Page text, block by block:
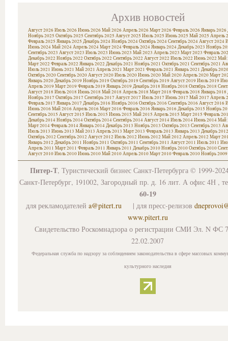
Архив новостей
Август 2026 Июль 2026 Июнь 2026 Май 2026 Апрель 2026 Март 2026 Февраль 2026 Январь 2026
Ноябрь 2025 Октябрь 2025 Сентябрь 2025 Август 2025 Июль 2025 Июнь 2025 Май 2025 Апрель
Февраль 2025 Январь 2025 Декабрь 2024Ноябрь 2024Октябрь 2024Сентябрь 2024Август 2024
Июнь 2024Май 2024Апрель 2024Март 2024Февраль 2024Январь 2024Декабрь 2023 Ноябрь
Сентябрь 2023 Август 2023 Июль 2023 Июнь 2023 Май 2023 Апрель 2023 Март 2023 Февраль
Декабрь 2022 Ноябрь 2022 Октябрь 2022 Сентябрь 2022 Август 2022 Июль 2022 Июнь 2022 Май
Март 2022 Февраль 2022 Январь 2022 Декабрь 2021 Ноябрь 2021 Октябрь 2021 Сентябрь 2021
Июль 2021 Июнь 2021 Май 2021 Апрель 2021 Март 2021 Февраль 2021 Январь 2021 Декабрь 2020
Октябрь 2020Сентябрь 2020Август 2020Июль 2020Июнь 2020Май 2020Апрель 2020Март
Январь 2020Декабрь 2019 Ноябрь 2019 Октябрь 2019 Сентябрь 2019 Август 2019 Июль 2019
Апрель 2019 Март 2019 Февраль 2019 Январь 2019 Декабрь 2018 Ноябрь 2018 Октябрь 2018
Август 2018 Июль 2018 Июнь 2018 Май 2018 Апрель 2018 Март 2018 Февраль 2018 Январь 2018
Ноябрь 2017 Октябрь 2017 Сентябрь 2017 Август 2017 Июль 2017 Июнь 2017 Май 2017 Апрель
Февраль 2017 Январь 2017 Декабрь 2016 Ноябрь 2016 Октябрь 2016 Сентябрь 2016 Август 2016
Июнь 2016 Май 2016 Апрель 2016 Март 2016 Февраль 2016 Январь 2016 Декабрь 2015 Ноябрь
Сентябрь 2015 Август 2015 Июль 2015 Июнь 2015 Май 2015 Апрель 2015 Март 2015 Февраль
Декабрь 2014Ноябрь 2014Октябрь 2014Сентябрь 2014Август 2014Июль 2014Июнь 2014Май
Март 2014Февраль 2014Январь 2014Декабрь 2013 Ноябрь 2013 Октябрь 2013 Сентябрь 2013
Июль 2013 Июнь 2013 Май 2013 Апрель 2013 Март 2013 Февраль 2013 Январь 2013 Декабрь 2012
Октябрь 2012 Сентябрь 2012 Август 2012 Июль 2012 Июнь 2012 Май 2012 Апрель 2012 Март
Январь 2012 Декабрь 2011 Ноябрь 2011 Октябрь 2011 Сентябрь 2011 Август 2011 Июль 2011
Апрель 2011 Март 2011 Февраль 2011 Январь 2011 Декабрь 2010Ноябрь 2010Октябрь 2010
Август 2010Июль 2010Июнь 2010Май 2010Апрель 2010Март 2010Февраль 2010Ноябрь 2009
Питер-Т, Туристический бизнес Санкт-Петербурга © 1999-
Санкт-Петербург, 191002, Загородный пр. д. 16 лит. А офис 4Н ,
60-19
для рекламодателей a@pitert.ru | для пресс-релизов
www.pitert.ru
Свидетельство Роскомнадзора о регистрации СМИ Эл. N ФС
22.02.2007
Федеральная служба по надзору за соблюдением законодательства в сфере массовых
культурного наследия